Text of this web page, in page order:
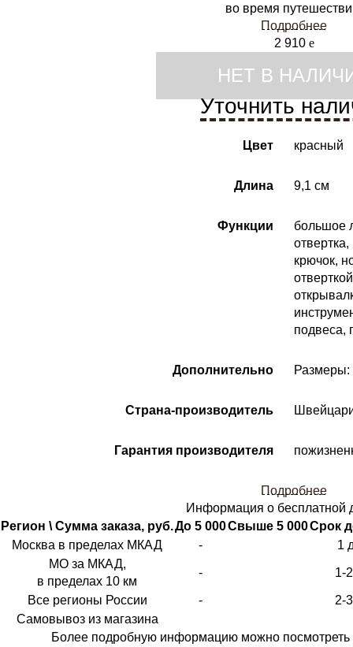
во время
Подробнее
2 910 e
НЕТ В
Уточнить
Цвет красный
Длина 9,1 см
Функции
большое
крючок,
подвеса,
Дополнительно Размеры:
Страна-производитель
Гарантия производителя
Подробнее
Информация о бесплатной
Регион \ Сумма заказа, руб.До 5 000Свыше 5 000Срок
Москва в пределах МКАД
-
1
МО за МКАД,
в пределах 10 км
- 1-
Все регионы России -
2-
Самовывоз из магазина
Более подробную информацию можно посмотреть